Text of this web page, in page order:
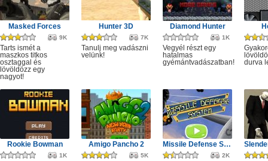
Masked Forces
9K
Tarts ismét a
maszkos titkos
osztaggal és
lövöldözz egy
nagyot!
Hunter 3D
7K
Tanulj meg vadászni
velünk!
Diamond Hunter
1K
Vegyél részt egy
hatalmas
gyémántvadászatban!
durva
Rookie Bowman
1K
Amigo Pancho 2
5K
Missile Defense System
2K